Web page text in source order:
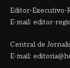
Editor-Executivo-
E-mail: editor-
Central de
E-mail: